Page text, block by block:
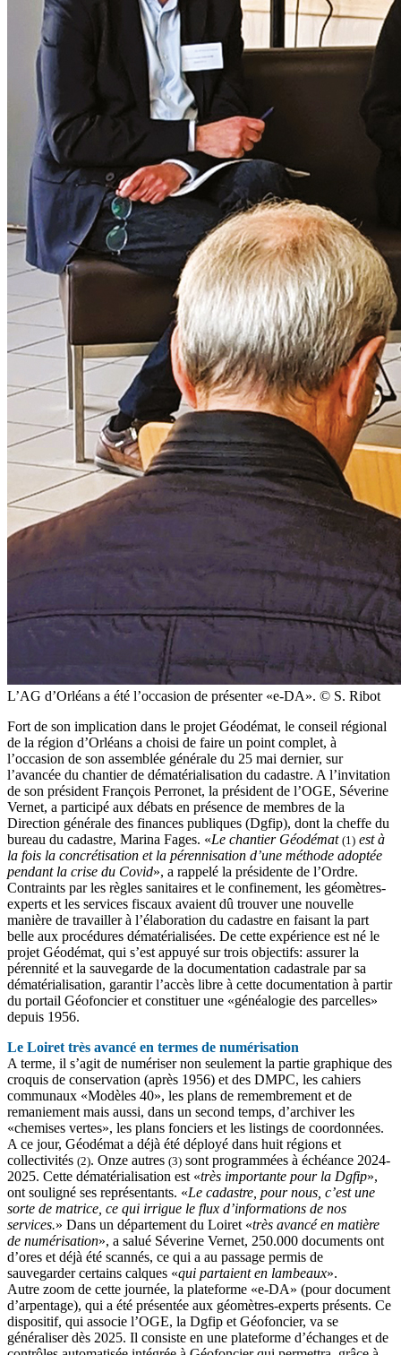
L’AG d’Orléans a été l’occasion de présenter «e-DA». © S. Ribot
Fort de son implication dans le projet Géodémat, le conseil régional
de la région d’Orléans a choisi de faire un point complet, à
l’occasion de son assemblée générale du 25 mai dernier, sur
l’avancée du chantier de dématérialisation du cadastre. A l’invitation
de son président François Perronet, la président de l’OGE, Séverine
Vernet, a participé aux débats en présence de membres de la
Direction générale des finances publiques (Dgfip), dont la cheffe du
bureau du cadastre, Marina Fages. «Le chantier Géodémat (1) est à
la fois la concrétisation et la pérennisation d’une méthode adoptée
pendant la crise du Covid», a rappelé la présidente de l’Ordre.
Contraints par les règles sanitaires et le confinement, les géomètres-
experts et les services fiscaux avaient dû trouver une nouvelle
manière de travailler à l’élaboration du cadastre en faisant la part
belle aux procédures dématérialisées. De cette expérience est né le
projet Géodémat, qui s’est appuyé sur trois objectifs: assurer la
pérennité et la sauvegarde de la documentation cadastrale par sa
dématérialisation, garantir l’accès libre à cette documentation à partir
du portail Géofoncier et constituer une «généalogie des parcelles»
depuis 1956.
Le Loiret très avancé en termes de numérisation
A terme, il s’agit de numériser non seulement la partie graphique des
croquis de conservation (après 1956) et des DMPC, les cahiers
communaux «Modèles 40», les plans de remembrement et de
remaniement mais aussi, dans un second temps, d’archiver les
«chemises vertes», les plans fonciers et les listings de coordonnées.
A ce jour, Géodémat a déjà été déployé dans huit régions et
collectivités (2). Onze autres (3) sont programmées à échéance 2024-
2025. Cette dématérialisation est «très importante pour la Dgfip»,
ont souligné ses représentants. «Le cadastre, pour nous, c’est une
sorte de matrice, ce qui irrigue le flux d’informations de nos
services.» Dans un département du Loiret «très avancé en matière
de numérisation», a salué Séverine Vernet, 250.000 documents ont
d’ores et déjà été scannés, ce qui a au passage permis de
sauvegarder certains calques «qui partaient en lambeaux».
Autre zoom de cette journée, la plateforme «e-DA» (pour document
d’arpentage), qui a été présentée aux géomètres-experts présents. Ce
dispositif, qui associe l’OGE, la Dgfip et Géofoncier, va se
généraliser dès 2025. Il consiste en une plateforme d’échanges et de